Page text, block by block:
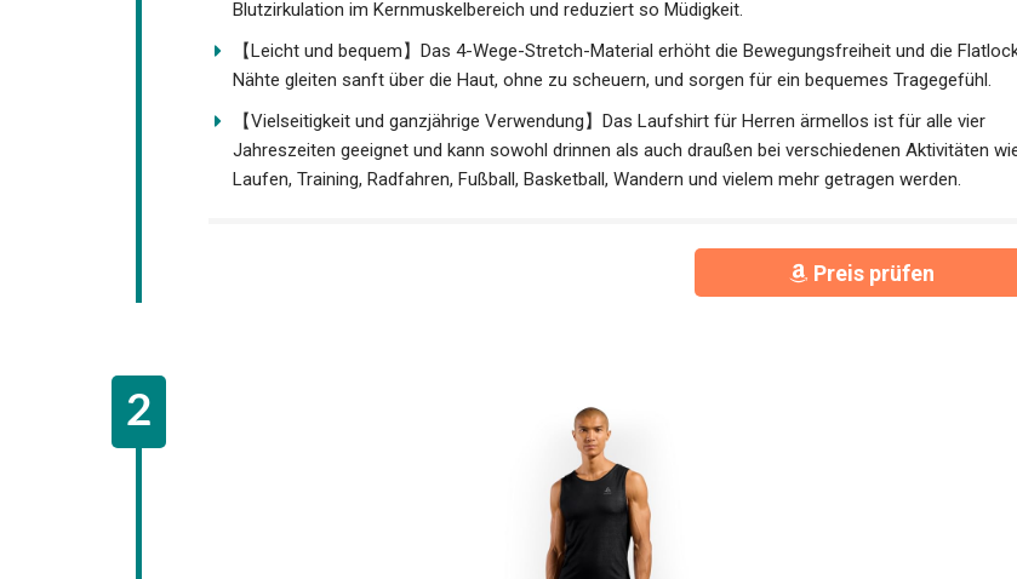
Muskelvibrationen und -spannungen zu reduzieren und Verletzungen zu vermeiden. Gleichzeitig
verbessert es die Blutzirkulation im Kernmuskelbereich und reduziert so Müdigkeit.
【Leicht und bequem】Das 4-Wege-Stretch-Material erhöht die Bewegungsfreiheit und die
Flatlock-Nähte gleiten sanft über die Haut, ohne zu scheuern, und sorgen für ein bequemes
Tragegefühl.
【Vielseitigkeit und ganzjährige Verwendung】Das Laufshirt für Herren ärmellos ist für alle vier
Laufen, Training, Radfahren, Fußball, Basketball, Wandern und vielem mehr getragen werden.